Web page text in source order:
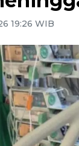
19:26 WIB